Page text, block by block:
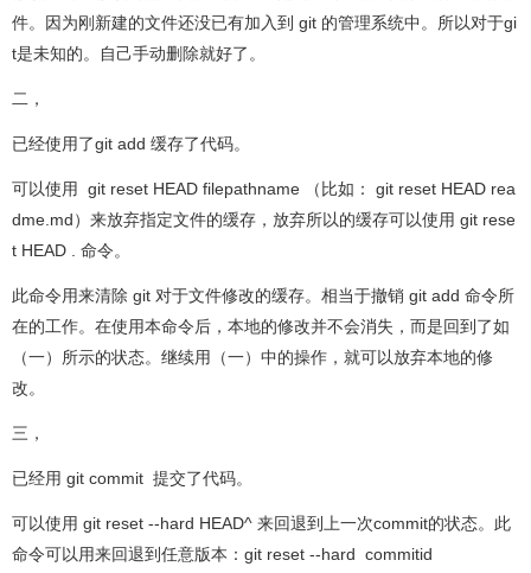
件。因为刚新建的文件还没已有加入到 git 的管理系统中。所以对于gi
t是未知的。自己手动删除就好了。
二，
已经使用了git add 缓存了代码。
可以使用 git reset HEAD filepathname （比如： git reset HEAD rea
dme.md）来放弃指定文件的缓存，放弃所以的缓存可以使用 git rese
t HEAD . 命令。
此命令用来清除 git 对于文件修改的缓存。相当于撤销 git add 命令所
在的工作。在使用本命令后，本地的修改并不会消失，而是回到了如
（一）所示的状态。继续用（一）中的操作，就可以放弃本地的修
改。
三，
已经用 git commit 提交了代码。
可以使用 git reset --hard HEAD^ 来回退到上一次commit的状态。此
命令可以用来回退到任意版本：git reset --hard commitid